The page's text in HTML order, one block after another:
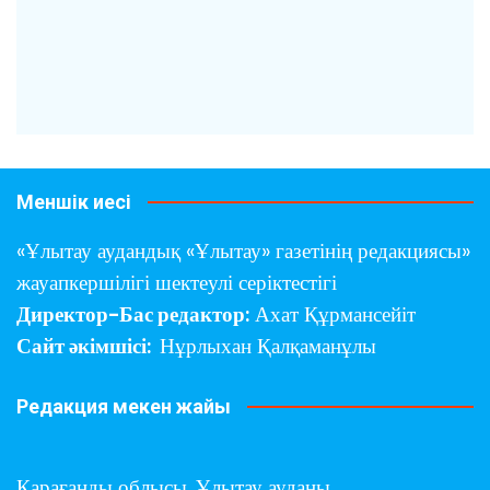
Меншік иесі
«Ұлытау аудандық «Ұлытау» газетінің редакциясы»
жауапкершілігі шектеулі серіктестігі
Директор-Бас редактор: Ахат Құрмансейіт
Сайт әкімшісі: Нұрлыхан Қалқаманұлы
Редакция мекен жайы